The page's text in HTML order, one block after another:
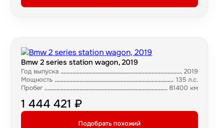
Bmw 2 series station wagon, 2019
Год выпуска
2019
Мощность
135 л.с.
Пробег
81400 км
1 444 421 ₽
Подобрать похожий